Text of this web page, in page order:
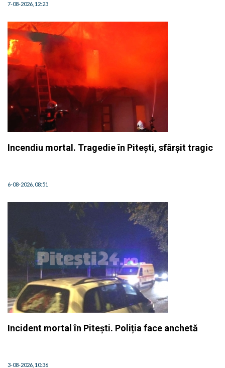
7-08-2026, 12:23
Incendiu mortal. Tragedie în Pitești, sfârșit tragic
6-08-2026, 08:51
Incident mortal în Pitești. Poliția face anchetă
3-08-2026, 10:36